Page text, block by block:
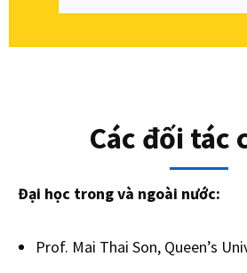
Các đối tác
Đại học trong và ngoài nước:
Prof. Mai Thai Son, Queen’s